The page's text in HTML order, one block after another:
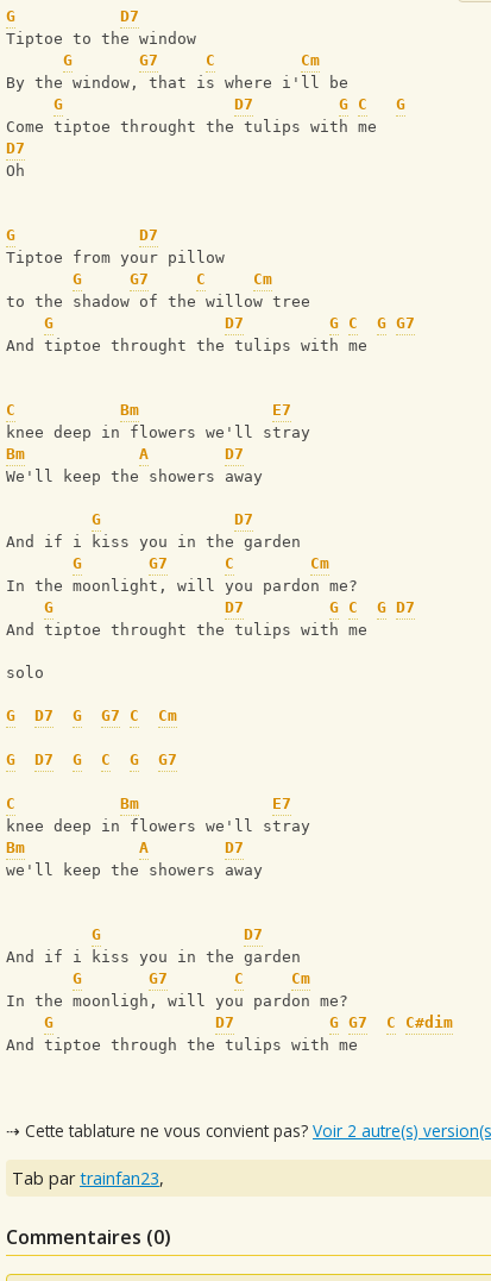
G
D7
Tiptoe to the window
G
G7 C
Cm
By the window, that is where i'll be
G
D7 G C
G
Come tiptoe throught the tulips with me
D7
Oh
G
D7
Tiptoe from your pillow
G
G7 C
Cm
to the shadow of the willow tree
G
D7 G C G G7
And tiptoe throught the tulips with me
C Bm
E7
knee deep in flowers we'll stray
Bm
A
D7
We'll keep the showers away
G
D7
And if i kiss you in the garden
G
G7 C
Cm
In the moonlight, will you pardon me?
G
D7 G C G D7
And tiptoe throught the tulips with me
solo
G D7 G G7 C Cm
G D7 G C G G7
C Bm
E7
knee deep in flowers we'll stray
Bm
A
D7
we'll keep the showers away
G
D7
And if i kiss you in the garden
G
G7 C
Cm
In the moonligh, will you pardon me?
G
D7 G G7 C
C#dim
And tiptoe through the tulips with me
⇢ Cette tablature ne vous convient pas? Voir 2 autre(s)
Tab partrainfan23,
Commentaires (0)